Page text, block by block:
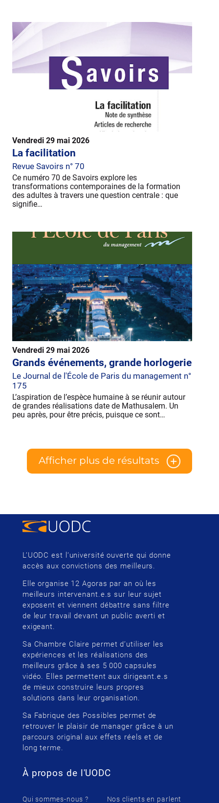
Vendredi 29 mai 2026
La facilitation
Revue Savoirs n° 70
Ce numéro 70 de Savoirs explore les
transformations contemporaines de la formation
des adultes à travers une question centrale : que
signifie…
Vendredi 29 mai 2026
Grands événements, grande horlogerie
Le Journal de l'École de Paris du management n°
175
L’aspiration de l’espèce humaine à se réunir autour
de grandes réalisations date de Mathusalem. Un
peu après, pour être précis, puisque ce sont…
Afficher plus de résultats
L’UODC est l’université ouverte qui donne
accès aux convictions des meilleurs.
Elle organise 12 Agoras par an où les
meilleurs intervenant.e.s sur leur sujet
exposent et viennent débattre sans filtre
de leur travail devant un public averti et
exigeant.
Sa Chambre Claire permet d’utiliser les
expériences et les réalisations des
meilleurs grâce à ses 5 000 capsules
vidéo. Elles permettent aux dirigeant.e.s
de mieux construire leurs propres
solutions dans leur organisation.
Sa Fabrique des Possibles permet de
retrouver le plaisir de manager grâce à un
parcours original aux effets réels et de
long terme.
À propos de l'UODC
Qui sommes-nous ? Nos clients en parlent